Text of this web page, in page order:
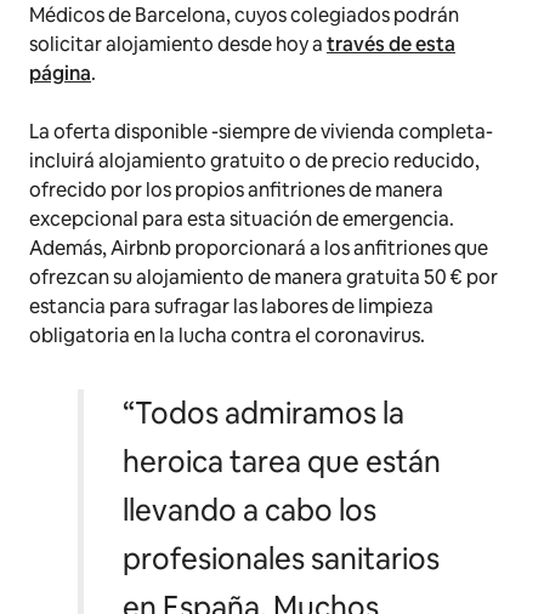
Médicos de Barcelona, cuyos colegiados podrán
solicitar alojamiento desde hoy através de esta
página.
La oferta disponible -siempre de vivienda completa-
incluirá alojamiento gratuito o de precio reducido,
ofrecido por los propios anfitriones de manera
excepcional para esta situación de emergencia.
Además, Airbnb proporcionará a los anfitriones que
ofrezcan su alojamiento de manera gratuita 50 € por
estancia para sufragar las labores de limpieza
obligatoria en la lucha contra el coronavirus.
“Todos admiramos la
heroica tarea que están
llevando a cabo los
profesionales sanitarios